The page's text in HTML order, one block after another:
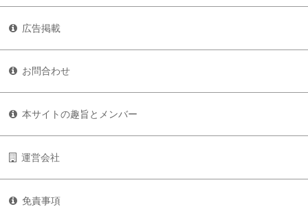
広告掲載
お問合わせ
本サイトの趣旨とメンバー
運営会社
免責事項